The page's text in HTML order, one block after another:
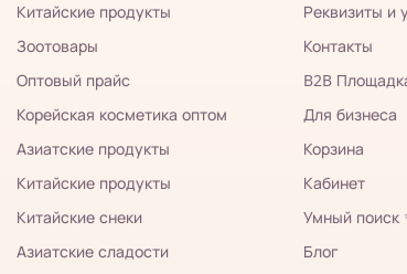
Китайские продукты
Зоотовары
Оптовый прайс
Корейская косметика оптом
Азиатские продукты
Китайские продукты
Китайские снеки
Азиатские сладости
Реквизиты и
Контакты
B2B
Для бизнеса
Корзина
Кабинет
Умный поиск
Блог